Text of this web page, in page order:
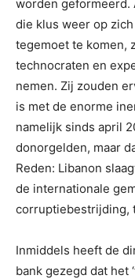
worden geformeerd.
die klus weer op
tegemoet te komen,
technocraten en
nemen. Zij zouden
is met de enorme
namelijk sinds april
donorgelden, maar
Reden: Libanon
de internationale
corruptiebestrijding,
Inmiddels heeft de
bank gezegd dat het